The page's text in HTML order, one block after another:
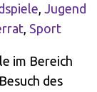
Jugend
, Sport
im Bereich
des